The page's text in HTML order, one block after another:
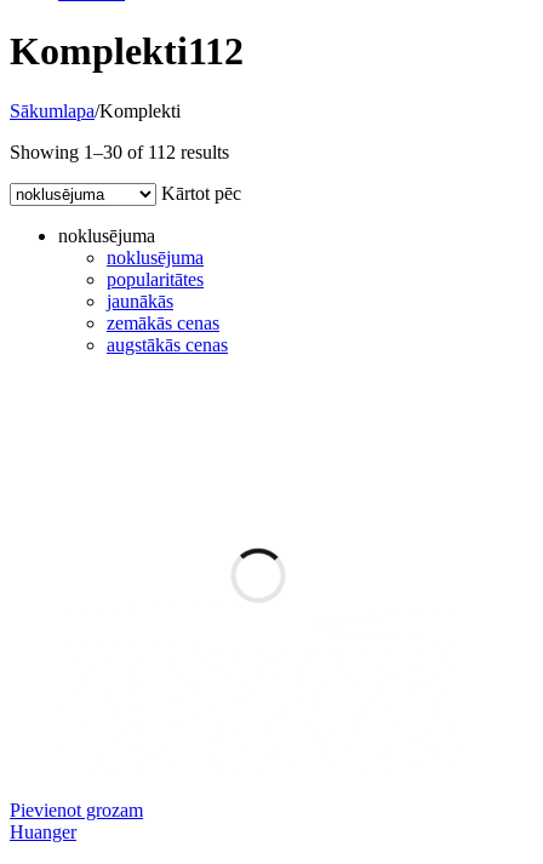
Komplekti112
Sākumlapa/Komplekti
Showing 1–30 of 112 results
Kārtot pēc
noklusējuma
noklusējuma
popularitātes
jaunākās
zemākās cenas
augstākās cenas
Pievienot grozam
Huanger